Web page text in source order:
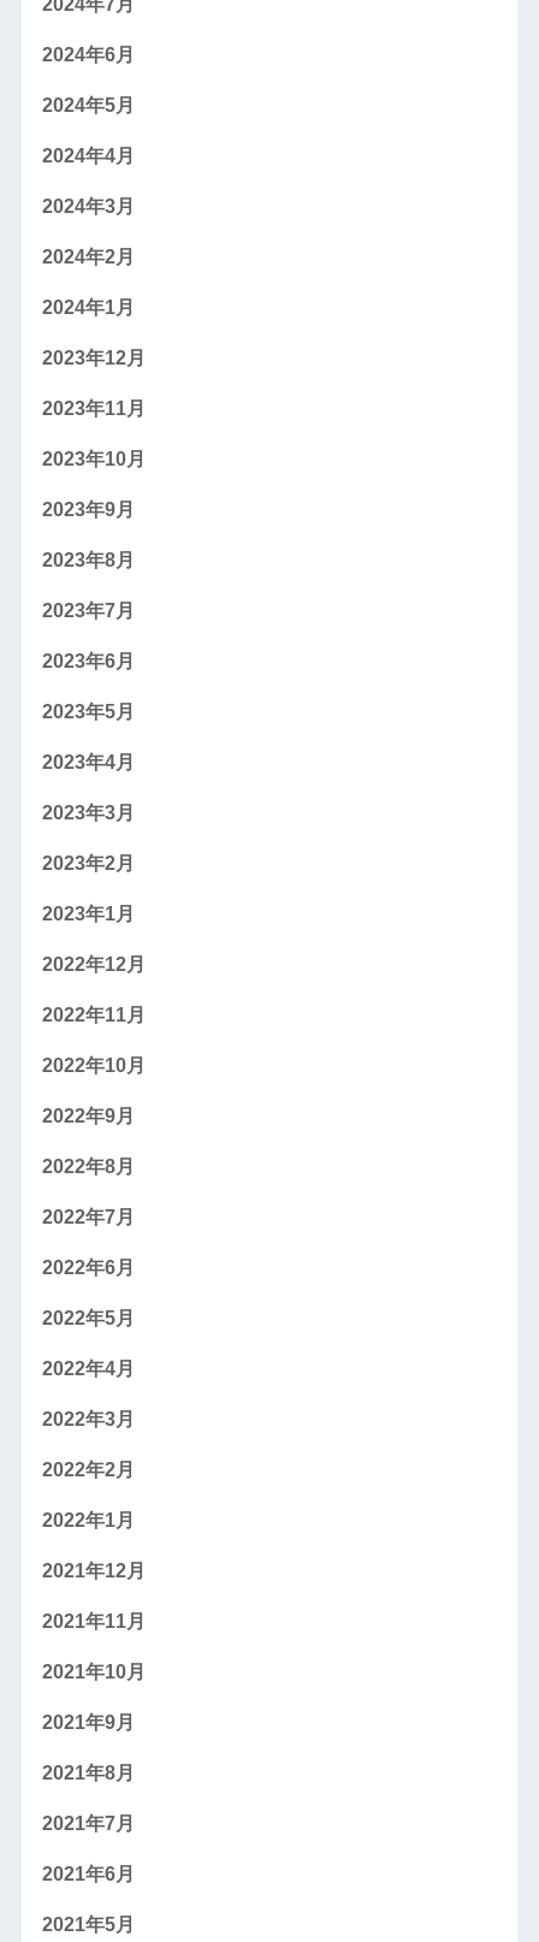
2024年6月
2024年5月
2024年4月
2024年3月
2024年2月
2024年1月
2023年12月
2023年11月
2023年10月
2023年9月
2023年8月
2023年7月
2023年6月
2023年5月
2023年4月
2023年3月
2023年2月
2023年1月
2022年12月
2022年11月
2022年10月
2022年9月
2022年8月
2022年7月
2022年6月
2022年5月
2022年4月
2022年3月
2022年2月
2022年1月
2021年12月
2021年11月
2021年10月
2021年9月
2021年8月
2021年7月
2021年6月
2021年5月